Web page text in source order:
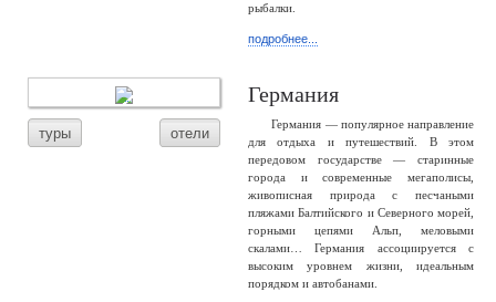
рыбалки.
подробнее...
туры отели
Германия
Германия — популярное направление
для отдыха и путешествий. В этом
передовом государстве — старинные
города и современные мегаполисы,
живописная природа с песчаными
пляжами Балтийского и Северного морей,
горными цепями Альп, меловыми
скалами… Германия ассоциируется с
высоким уровнем жизни, идеальным
порядком и автобанами.